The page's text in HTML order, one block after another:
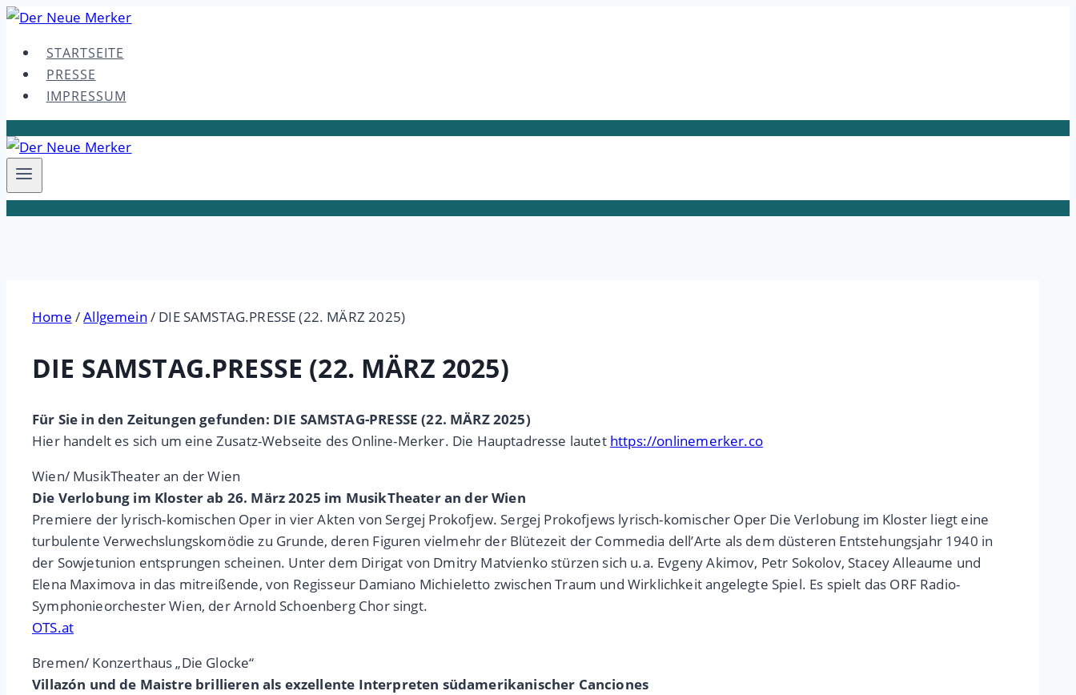
Skip
contentSTARTSEITE
PRESSE
IMPRESSUM
Home /Allgemein / DIE SAMSTAG.PRESSE (22. MÄRZ 2025)
DIE SAMSTAG.PRESSE (22. MÄRZ 2025)
Für Sie in den Zeitungen gefunden: DIE SAMSTAG-PRESSE (22. MÄRZ 2025)
Hier handelt es sich um eine Zusatz-Webseite des Online-Merker. Die Hauptadresse lautet https://onlinemerker.co
Wien/ MusikTheater an der Wien
Die Verlobung im Kloster ab 26. März 2025 im MusikTheater an der Wien
Premiere der lyrisch-komischen Oper in vier Akten von Sergej Prokofjew. Sergej Prokofjews lyrisch-komischer Oper Die Verlobung im Kloster liegt eine
turbulente Verwechslungskomödie zu Grunde, deren Figuren vielmehr der Blütezeit der Commedia dell’Arte als dem düsteren Entstehungsjahr 1940 in
der Sowjetunion entsprungen scheinen. Unter dem Dirigat von Dmitry Matvienko stürzen sich u.a. Evgeny Akimov, Petr Sokolov, Stacey Alleaume und
Elena Maximova in das mitreißende, von Regisseur Damiano Michieletto zwischen Traum und Wirklichkeit angelegte Spiel. Es spielt das ORF Radio-
Symphonieorchester Wien, der Arnold Schoenberg Chor singt.
OTS.at
Bremen/ Konzerthaus „Die Glocke“
Villazón und de Maistre brillieren als exzellente Interpreten südamerikanischer Canciones